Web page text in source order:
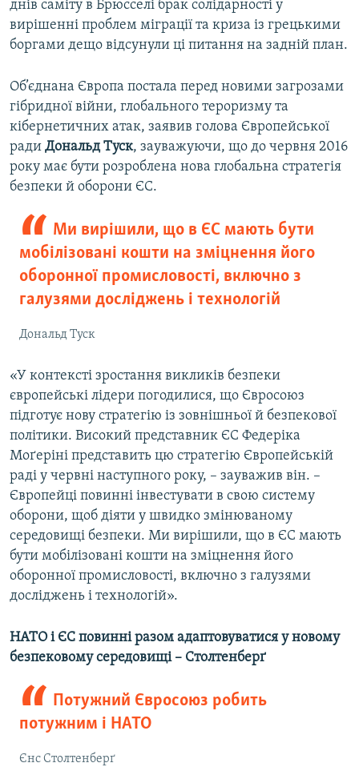
днів саміту в Брюсселі брак солідарності у
вирішенні проблем міграції та криза із грецькими
боргами дещо відсунули ці питання на задній план.
Об’єднана Європа постала перед новими загрозами
гібридної війни, глобального тероризму та
кібернетичних атак, заявив голова Європейської
ради Дональд Туск, зауважуючи, що до червня 2016
року має бути розроблена нова глобальна стратегія
безпеки й оборони ЄС.
Ми вирішили, що в ЄС мають бути
мобілізовані кошти на зміцнення його
оборонної промисловості, включно з
галузями досліджень і технологій
Дональд Туск
«У контексті зростання викликів безпеки
європейські лідери погодилися, що Євросоюз
підготує нову стратегію із зовнішньої й безпекової
політики. Високий представник ЄС Федеріка
Моґеріні представить цю стратегію Європейській
раді у червні наступного року, – зауважив він. –
Європейці повинні інвестувати в свою систему
оборони, щоб діяти у швидко змінюваному
середовищі безпеки. Ми вирішили, що в ЄС мають
бути мобілізовані кошти на зміцнення його
оборонної промисловості, включно з галузями
досліджень і технологій».
НАТО і ЄС повинні разом адаптовуватися у новому
безпековому середовищі – Столтенберґ
Потужний Євросоюз робить
потужним і НАТО
Єнс Столтенберґ